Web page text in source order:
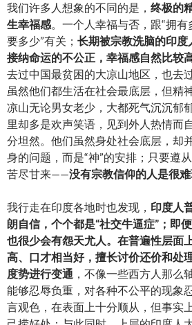
我们许多人想象的不同的是， 终极的
生幸福感。一个人幸福与否，跟“拥有
要多少”有关； 长期被宗教洗脑的印
接纳命运的不公正，幸福感自然比较
去过中国最贫困的大凉山地区，也去
虽然他们都生活在社会最底层，但精
凉山无论男女老少，大都死气沉沉郁
里却多是欢声笑语，见到外人热情而
分坦然。他们虽然身处社会底层，却
身的问题，而是“神”的安排；只要遵
苦尽甘来——没有宗教信仰的人是很
我行走在印度各地时也发现， 印度人
朗自信，个个都是“社交牛逼症”；即
也很少会有怨天尤人。在普遍性层面
高、口才相当好，擅长讨价还价和处
度势进行变通 ，不像一些西方人那么
能够忍辱负重，对各种不公平的现象
言观色，在表面上十分顺从，但事实